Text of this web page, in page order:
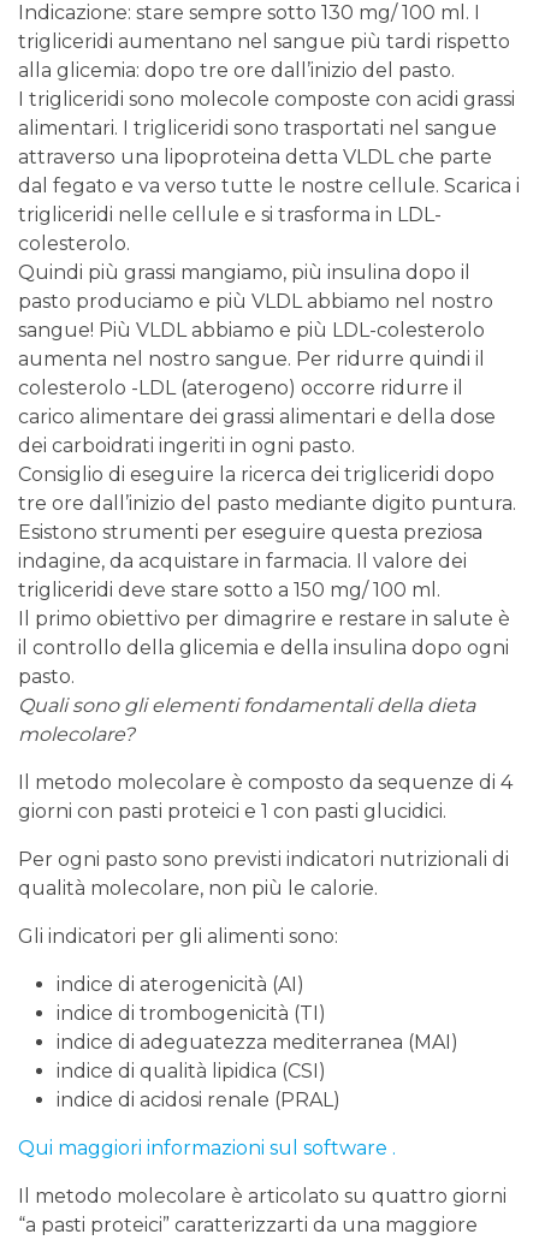
Indicazione: stare sempre sotto 130 mg/ 100 ml. I
trigliceridi aumentano nel sangue più tardi rispetto
alla glicemia: dopo tre ore dall’inizio del pasto.
I trigliceridi sono molecole composte con acidi grassi
alimentari. I trigliceridi sono trasportati nel sangue
attraverso una lipoproteina detta VLDL che parte
dal fegato e va verso tutte le nostre cellule. Scarica i
trigliceridi nelle cellule e si trasforma in LDL-
colesterolo.
Quindi più grassi mangiamo, più insulina dopo il
pasto produciamo e più VLDL abbiamo nel nostro
sangue! Più VLDL abbiamo e più LDL-colesterolo
aumenta nel nostro sangue. Per ridurre quindi il
colesterolo -LDL (aterogeno) occorre ridurre il
carico alimentare dei grassi alimentari e della dose
dei carboidrati ingeriti in ogni pasto.
Consiglio di eseguire la ricerca dei trigliceridi dopo
tre ore dall’inizio del pasto mediante digito puntura.
Esistono strumenti per eseguire questa preziosa
indagine, da acquistare in farmacia. Il valore dei
trigliceridi deve stare sotto a 150 mg/ 100 ml.
Il primo obiettivo per dimagrire e restare in salute è
il controllo della glicemia e della insulina dopo ogni
pasto.
Quali sono gli elementi fondamentali della dieta
molecolare?
Il metodo molecolare è composto da sequenze di 4
giorni con pasti proteici e 1 con pasti glucidici.
Per ogni pasto sono previsti indicatori nutrizionali di
qualità molecolare, non più le calorie.
Gli indicatori per gli alimenti sono:
indice di aterogenicità (AI)
indice di trombogenicità (TI)
indice di adeguatezza mediterranea (MAI)
indice di qualità lipidica (CSI)
indice di acidosi renale (PRAL)
Qui maggiori informazioni sul software .
Il metodo molecolare è articolato su quattro giorni
“a pasti proteici” caratterizzarti da una maggiore